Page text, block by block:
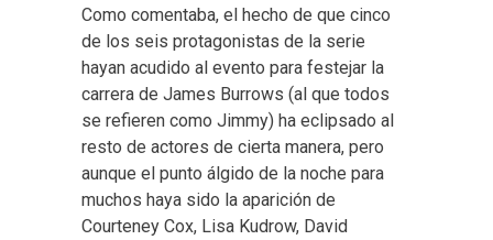
Como comentaba, el hecho de que cinco
de los seis protagonistas de la serie
hayan acudido al evento para festejar la
carrera de James Burrows (al que todos
se refieren como Jimmy) ha eclipsado al
resto de actores de cierta manera, pero
aunque el punto álgido de la noche para
muchos haya sido la aparición de
Courteney Cox, Lisa Kudrow, David